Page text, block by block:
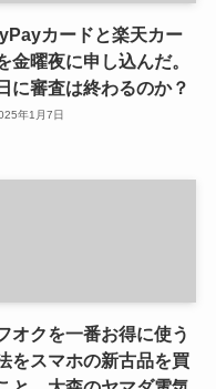
カードと楽天カー
金曜夜に申し込んだ。
に審査は終わるのか？
年1月7日
オクを一番お得に使う
をスマホの新古品を買